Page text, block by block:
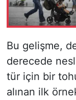
Bu gelişme,
derecede
tür için bir
alınan ilk